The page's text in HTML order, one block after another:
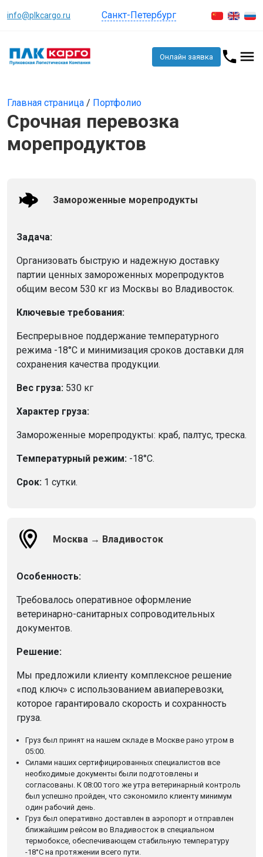
info@plkcargo.ru Санкт-Петербург
Онлайн заявка
Главная страница / Портфолио
Срочная перевозка
морепродуктов
Замороженные морепродукты
Задача:
Организовать быструю и надежную доставку
партии ценных замороженных морепродуктов
общим весом 530 кг из Москвы во Владивосток.
Ключевые требования:
Беспрерывное поддержание температурного
режима -18°C и минимизация сроков доставки для
сохранения качества продукции.
Вес груза: 530 кг
Характер груза:
Замороженные морепродукты: краб, палтус, треска.
Температурный режим: -18°C.
Срок: 1 сутки.
Москва → Владивосток
Особенность:
Требовалось оперативное оформление
ветеринарно-санитарных сопроводительных
документов.
Решение:
Мы предложили клиенту комплексное решение
«под ключ» с использованием авиаперевозки,
которое гарантировало скорость и сохранность
груза.
Груз был принят на нашем складе в Москве рано утром в
05:00.
Силами наших сертифицированных специалистов все
необходимые документы были подготовлены и
согласованы. К 08:00 того же утра ветеринарный контроль
был успешно пройден, что сэкономило клиенту минимум
один рабочий день.
Груз был оперативно доставлен в аэропорт и отправлен
ближайшим рейсом во Владивосток в специальном
термобоксе, обеспечивающем стабильную температуру
-18°C на протяжении всего пути.